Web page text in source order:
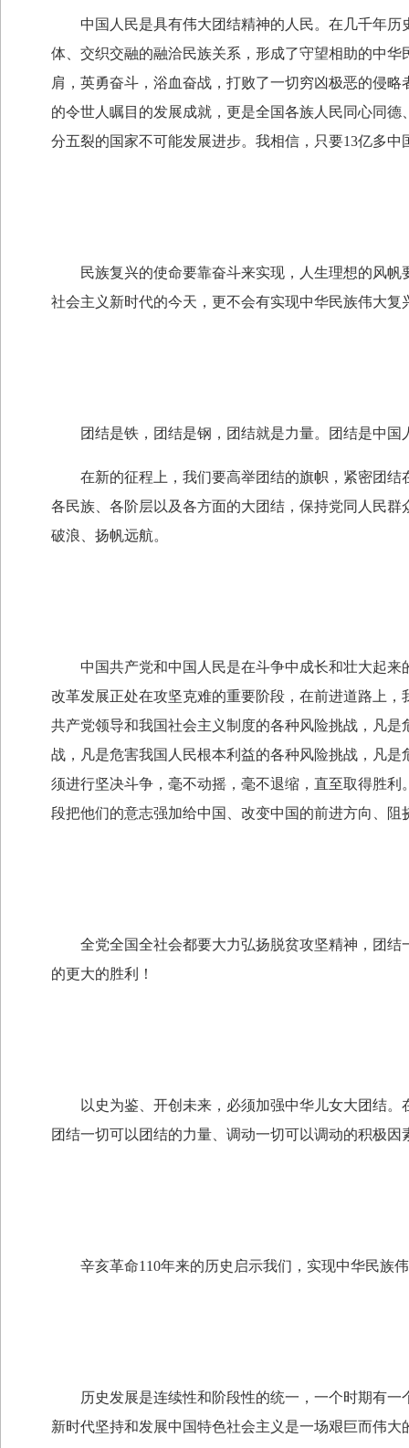
中国人民是具有伟大团结精神的人民。在几千年历
体、交织交融的融洽民族关系，形成了守望相助的中
肩，英勇奋斗，浴血奋战，打败了一切穷凶极恶的侵
的令世人瞩目的发展成就，更是全国各族人民同心同
分五裂的国家不可能发展进步。我相信，只要13亿多
民族复兴的使命要靠奋斗来实现，人生理想的风帆
社会主义新时代的今天，更不会有实现中华民族伟大复
团结是铁，团结是钢，团结就是力量。团结是中国
在新的征程上，我们要高举团结的旗帜，紧密团结
各民族、各阶层以及各方面的大团结，保持党同人民
破浪、扬帆远航。
中国共产党和中国人民是在斗争中成长和壮大起来
改革发展正处在攻坚克难的重要阶段，在前进道路上
共产党领导和我国社会主义制度的各种风险挑战，凡
战，凡是危害我国人民根本利益的各种风险挑战，凡
须进行坚决斗争，毫不动摇，毫不退缩，直至取得胜
段把他们的意志强加给中国、改变中国的前进方向、
全党全国全社会都要大力弘扬脱贫攻坚精神，团结
的更大的胜利！
以史为鉴、开创未来，必须加强中华儿女大团结。
团结一切可以团结的力量、调动一切可以调动的积极
辛亥革命110年来的历史启示我们，实现中华民族伟
历史发展是连续性和阶段性的统一，一个时期有一
新时代坚持和发展中国特色社会主义是一场艰巨而伟